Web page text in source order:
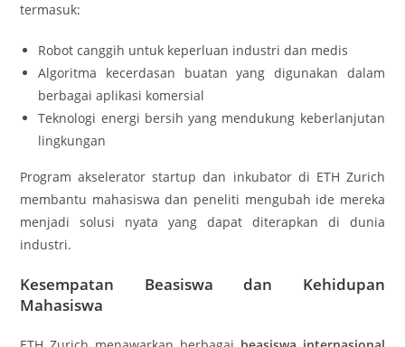
termasuk:
Robot canggih untuk keperluan industri dan medis
Algoritma kecerdasan buatan yang digunakan dalam
berbagai aplikasi komersial
Teknologi energi bersih yang mendukung keberlanjutan
lingkungan
Program akselerator startup dan inkubator di ETH Zurich
membantu mahasiswa dan peneliti mengubah ide mereka
menjadi solusi nyata yang dapat diterapkan di dunia
industri.
Kesempatan Beasiswa dan Kehidupan
Mahasiswa